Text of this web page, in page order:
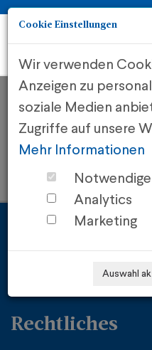
Auf dieser Seite wurde noch
Rechtliches
Cookie Einstellungen
Wir verwenden
Anzeigen zu
soziale Medien
Zugriffe auf unsere
Mehr Informationen
Analytics
Marketing
Auswahl